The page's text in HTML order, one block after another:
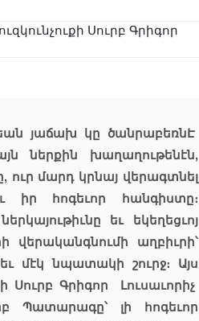
յաճախ կը ծանրաբեռնԷ
ներքին խաղաղութենէն,
ուր մարդ կրնայ վերագտնել
իր հոգեւոր հանգիստը։
եւ եկեղեցւոյ
վերականգնումի աղբիւրի՝
մէկ նպատակի շուրջ։ Այս
Սուրբ Գրիգոր Լուսաւորիչ
Պատարագը՝ լի հոգեւոր